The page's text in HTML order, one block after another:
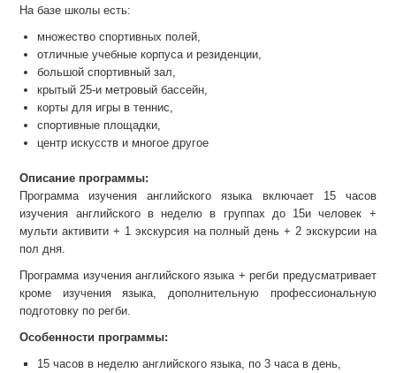
На базе школы есть:
множество спортивных полей,
отличные учебные корпуса и резиденции,
большой спортивный зал,
крытый 25-и метровый бассейн,
корты для игры в теннис,
спортивные площадки,
центр искусств и многое другое
Описание программы:
Программа изучения английского языка включает 15 часов
изучения английского в неделю в группах до 15и человек +
мульти активити + 1 экскурсия на полный день + 2 экскурсии на
пол дня.
Программа изучения английского языка + регби предусматривает
кроме изучения языка, дополнительную профессиональную
подготовку по регби.
Особенности программы:
15 часов в неделю английского языка, по 3 часа в день,